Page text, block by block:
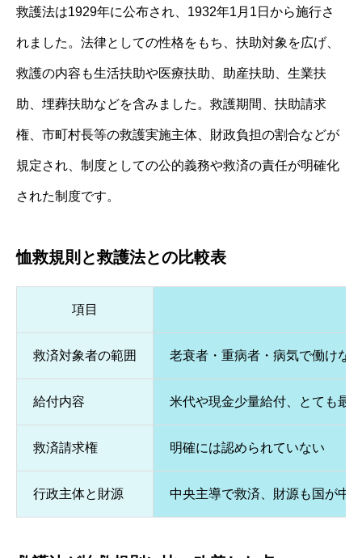
救護法は1929年に公布され、1932年1月1日から施行さ
れました。法律としての性格をもち、扶助対象を広げ、
救護の内容も生活扶助や医療扶助、助産扶助、生業扶
助、埋葬扶助などを含みました。救護期間、扶助請求
権、市町村長等の救護実施主体、財政負担の割合などが
規定され、制度としての公的義務や救済の責任が明確化
された制度です。
恤救規則と救護法との比較表
項目
救済対象者の範囲 老衰者・重病者・病気で働けな
給付内容 米代や現金少量給付、とても最
救済請求権 明確には認められていない
行政主体と財源 中央主導で救済、財源も国が中